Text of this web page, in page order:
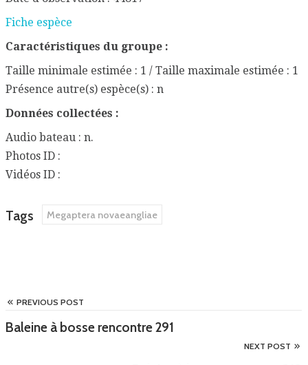
Fiche espèce
Caractéristiques du groupe :
Taille minimale estimée : 1 / Taille maximale estimée : 1
Présence autre(s) espèce(s) : n
Données collectées :
Audio bateau : n.
Photos ID :
Vidéos ID :
Tags Megaptera novaeangliae
PREVIOUS POST
Baleine à bosse rencontre 291
NEXT POST